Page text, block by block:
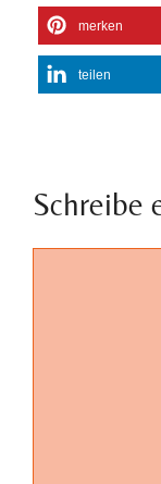
merken
teilen
Schreibe